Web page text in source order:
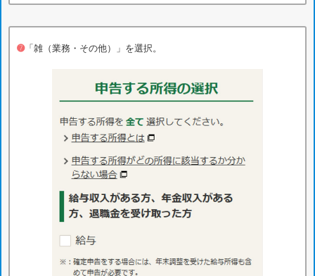
➐「雑（業務・その他）」を選択。